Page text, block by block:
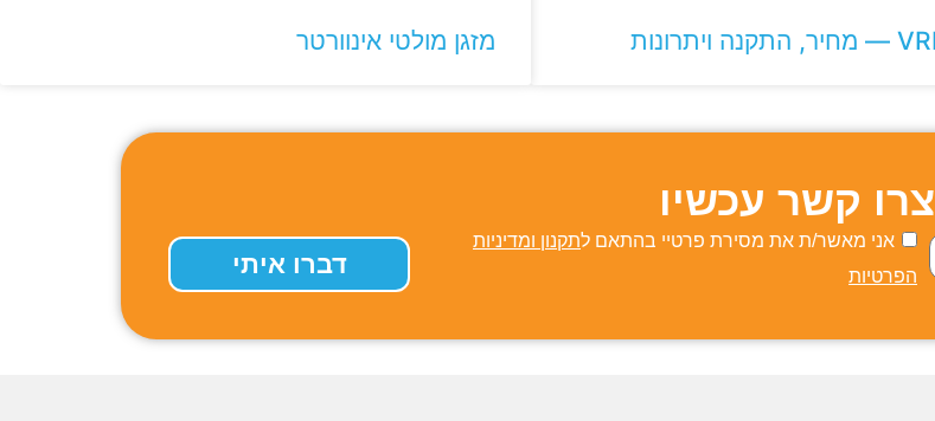
מזגן מולטי אינוורטר
צרו קשר עכשיו
אני מאשר/ת את מסירת פרטיי בהתאם לתקנון ומדיניות
הפרטיות
דברו איתי